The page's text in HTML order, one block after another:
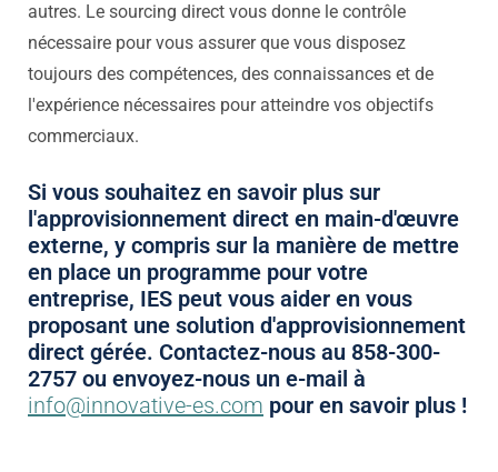
autres. Le sourcing direct vous donne le contrôle
nécessaire pour vous assurer que vous disposez
toujours des compétences, des connaissances et de
l'expérience nécessaires pour atteindre vos objectifs
commerciaux.
Si vous souhaitez en savoir plus sur
l'approvisionnement direct en main-d'œuvre
externe, y compris sur la manière de mettre
en place un programme pour votre
entreprise, IES peut vous aider en vous
proposant une solution d'approvisionnement
direct gérée. Contactez-nous au 858-300-
2757 ou envoyez-nous un e-mail à
info@innovative-es.com pour en savoir plus !